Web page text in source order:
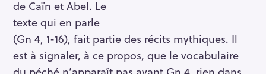
de Caïn et Abel. Le
texte qui en parle
(Gn 4, 1-16), fait partie des récits mythiques. Il
est à signaler, à ce propos, que le vocabulaire